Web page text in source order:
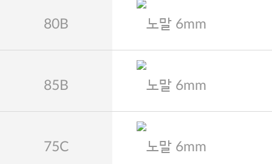
80B 노말 6mm
85B 노말 6mm
75C 노말 6mm